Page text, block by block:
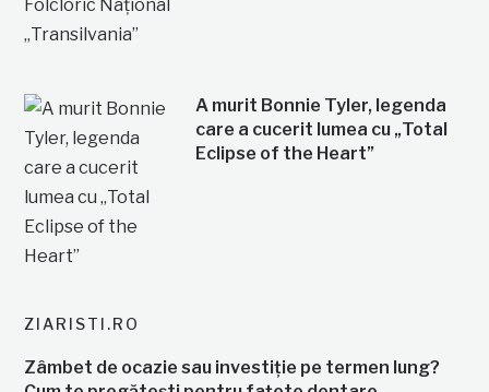
A murit Bonnie Tyler, legenda
care a cucerit lumea cu „Total
Eclipse of the Heart”
ZIARISTI.RO
Zâmbet de ocazie sau investiție pe termen lung?